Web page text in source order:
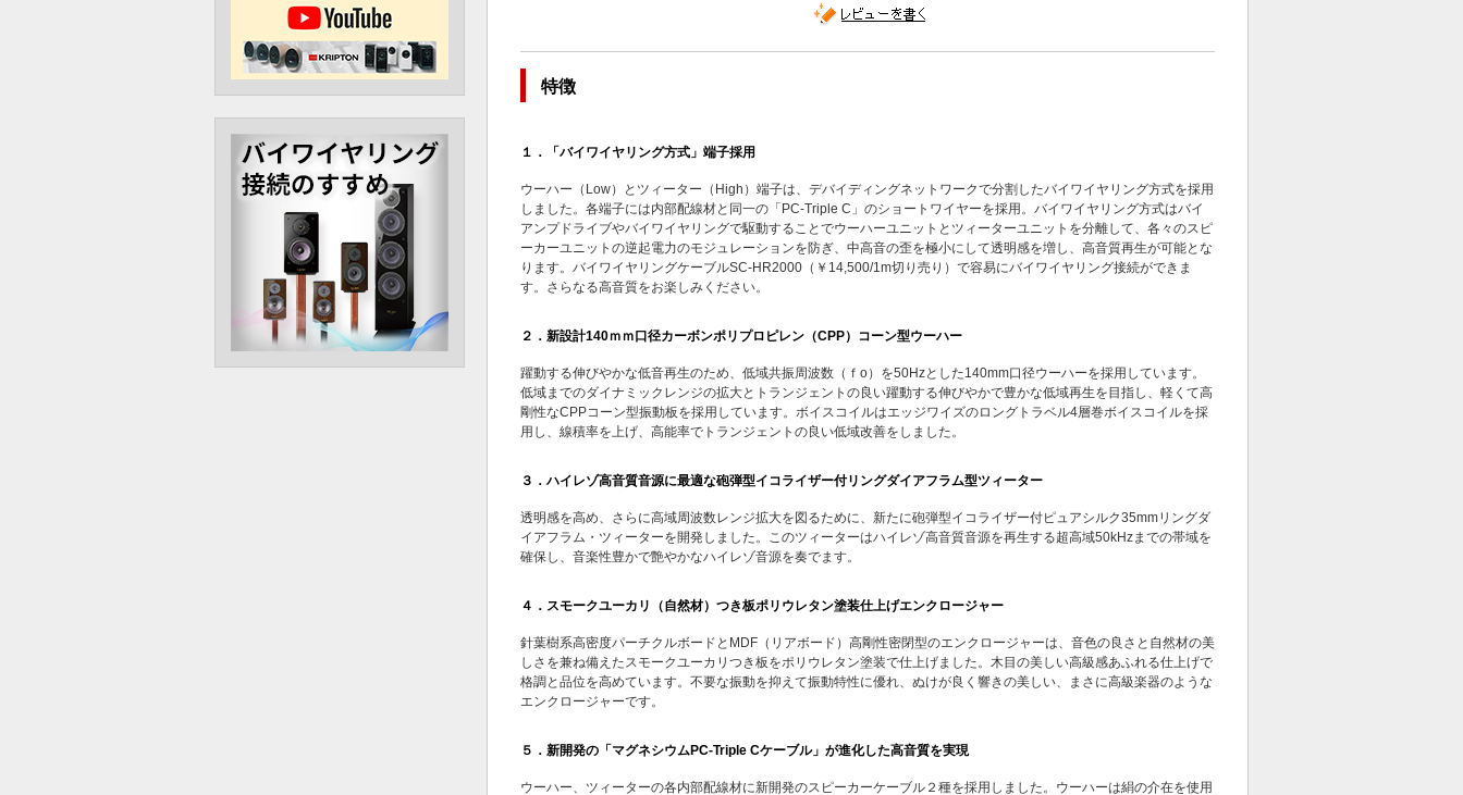
特徴
１．「バイワイヤリング方式」端子採用
ウーハー（Low）とツィーター（High）端子は、デバイディングネットワークで分割したバイワイヤリング方式を採用
しました。各端子には内部配線材と同一の「PC-Triple C」のショートワイヤーを採用。バイワイヤリング方式はバイ
アンプドライブやバイワイヤリングで駆動することでウーハーユニットとツィーターユニットを分離して、各々のスピ
ーカーユニットの逆起電力のモジュレーションを防ぎ、中高音の歪を極小にして透明感を増し、高音質再生が可能とな
ります。バイワイヤリングケーブルSC-HR2000（￥14,500/1m切り売り）で容易にバイワイヤリング接続ができま
す。さらなる高音質をお楽しみください。
２．新設計140ｍｍ口径カーボンポリプロピレン（CPP）コーン型ウーハー
躍動する伸びやかな低音再生のため、低域共振周波数（ｆo）を50Hzとした140mm口径ウーハーを採用しています。
低域までのダイナミックレンジの拡大とトランジェントの良い躍動する伸びやかで豊かな低域再生を目指し、軽くて高
剛性なCPPコーン型振動板を採用しています。ボイスコイルはエッジワイズのロングトラベル4層巻ボイスコイルを採
用し、線積率を上げ、高能率でトランジェントの良い低域改善をしました。
３．ハイレゾ高音質音源に最適な砲弾型イコライザー付リングダイアフラム型ツィーター
透明感を高め、さらに高域周波数レンジ拡大を図るために、新たに砲弾型イコライザー付ピュアシルク35mmリングダ
イアフラム・ツィーターを開発しました。このツィーターはハイレゾ高音質音源を再生する超高域50kHzまでの帯域を
確保し、音楽性豊かで艶やかなハイレゾ音源を奏でます。
４．スモークユーカリ（自然材）つき板ポリウレタン塗装仕上げエンクロージャー
針葉樹系高密度パーチクルボードとMDF（リアボード）高剛性密閉型のエンクロージャーは、音色の良さと自然材の美
しさを兼ね備えたスモークユーカリつき板をポリウレタン塗装で仕上げました。木目の美しい高級感あふれる仕上げで
格調と品位を高めています。不要な振動を抑えて振動特性に優れ、ぬけが良く響きの美しい、まさに高級楽器のような
エンクロージャーです。
５．新開発の「マグネシウムPC-Triple Cケーブル」が進化した高音質を実現
ウーハー、ツィーターの各内部配線材に新開発のスピーカーケーブル２種を採用しました。ウーハーは絹の介在を使用